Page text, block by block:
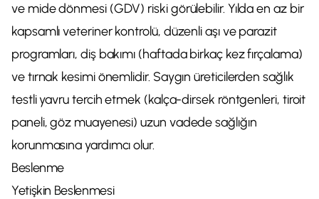
ve mide dönmesi (GDV) riski görülebilir. Yılda en az bir
kapsamlı veteriner kontrolü, düzenli aşı ve parazit
programları, diş bakımı (haftada birkaç kez fırçalama)
ve tırnak kesimi önemlidir. Saygın üreticilerden sağlık
testli yavru tercih etmek (kalça-dirsek röntgenleri, tiroit
paneli, göz muayenesi) uzun vadede sağlığın
korunmasına yardımcı olur.
Beslenme
Yetişkin Beslenmesi